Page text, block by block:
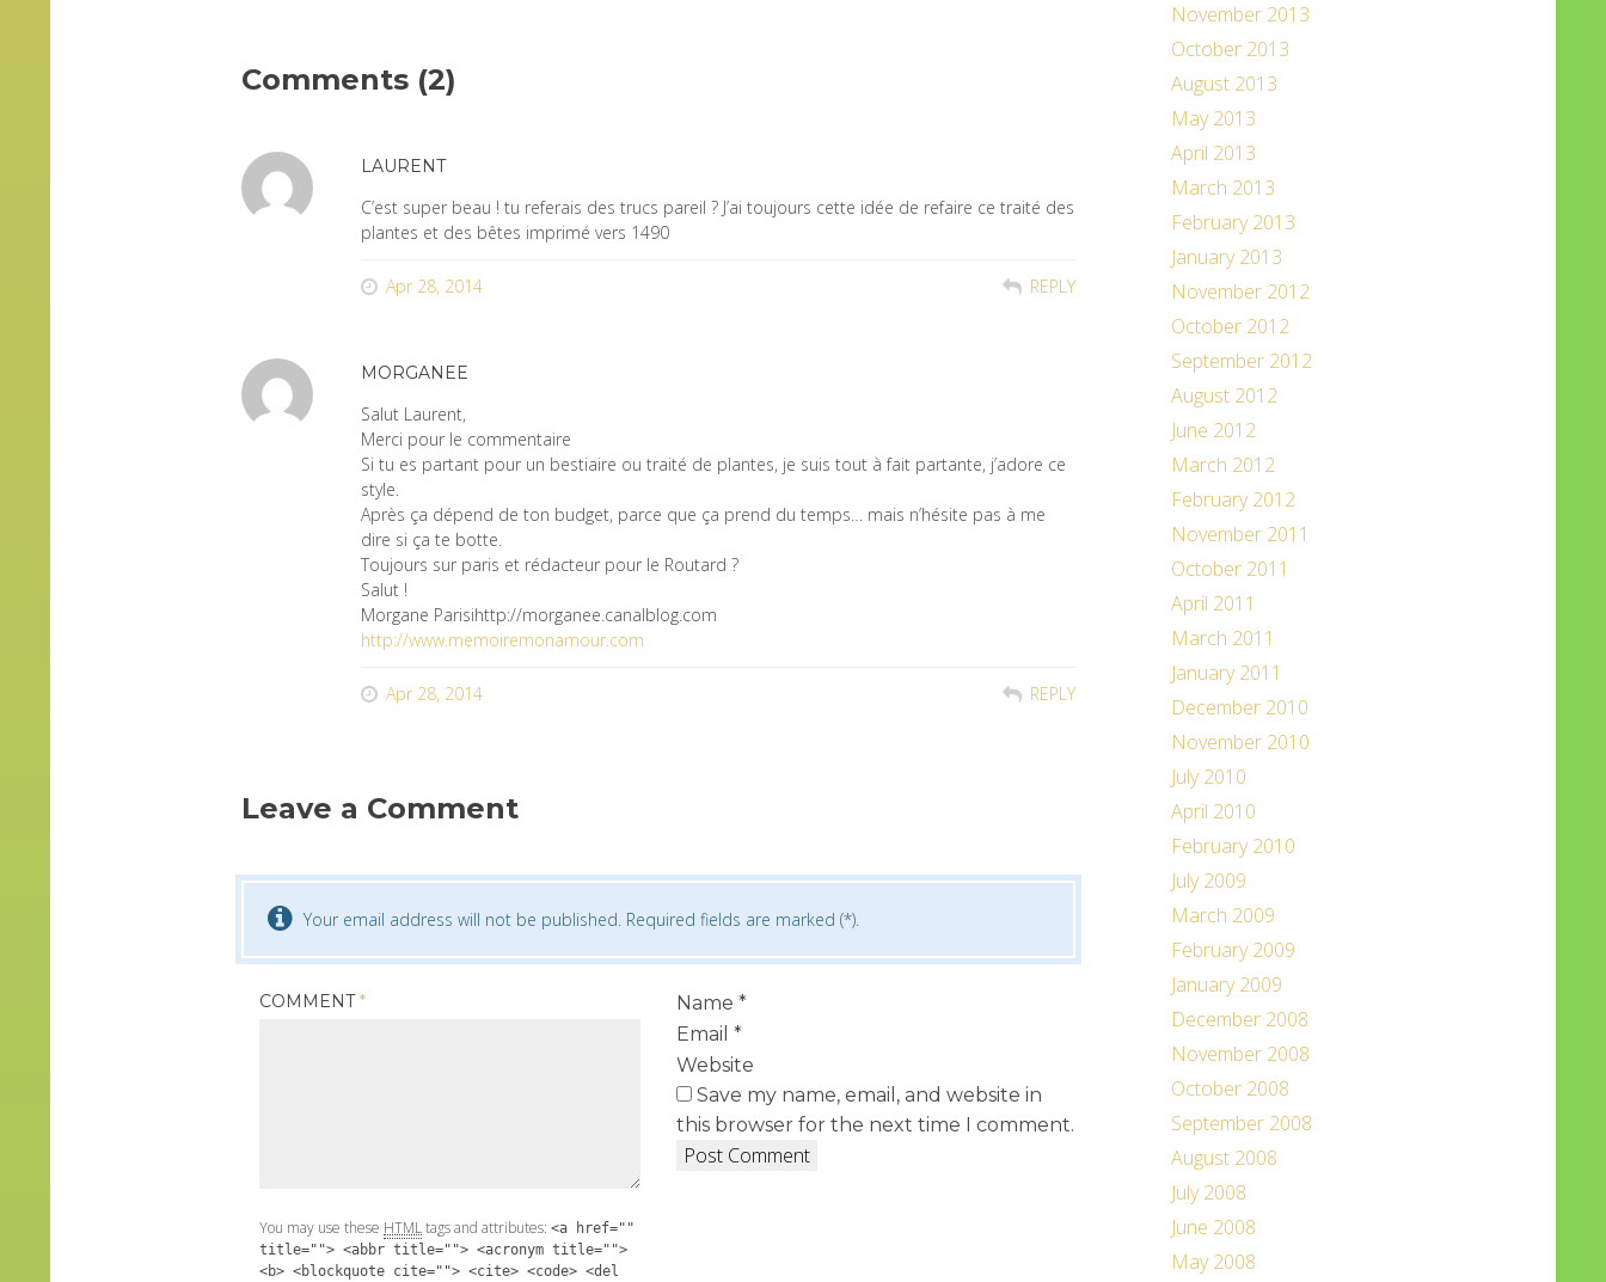
Comments (2)
LAURENT
C’est super beau ! tu referais des trucs pareil ? J’ai toujours cette idée de refaire ce traité des
plantes et des bêtes imprimé vers 1490
Apr 28, 2014 REPLY
MORGANEE
Salut Laurent,
Merci pour le commentaire
Si tu es partant pour un bestiaire ou traité de plantes, je suis tout à fait partante, j’adore ce
style.
Après ça dépend de ton budget, parce que ça prend du temps… mais n’hésite pas à me
dire si ça te botte.
Toujours sur paris et rédacteur pour le Routard ?
Salut !
Morgane Parisihttp://morganee.canalblog.com
http://www.memoiremonamour.com
Apr 28, 2014 REPLY
Leave a Comment
Your email address will not be published. Required fields are marked (*).
COMMENT*
You may use these HTMLtags and attributes: <a href=""
title=""> <abbr title=""> <acronym title="">
<b> <blockquote cite=""> <cite> <code> <del
Name *
Email *
Website
Save my name, email, and website in
this browser for the next time I comment.
November 2013
October 2013
August 2013
May 2013
April 2013
March 2013
February 2013
January 2013
November 2012
October 2012
September 2012
August 2012
June 2012
March 2012
February 2012
November 2011
October 2011
April 2011
March 2011
January 2011
December 2010
November 2010
July 2010
April 2010
February 2010
July 2009
March 2009
February 2009
January 2009
December 2008
November 2008
October 2008
September 2008
August 2008
July 2008
June 2008
May 2008